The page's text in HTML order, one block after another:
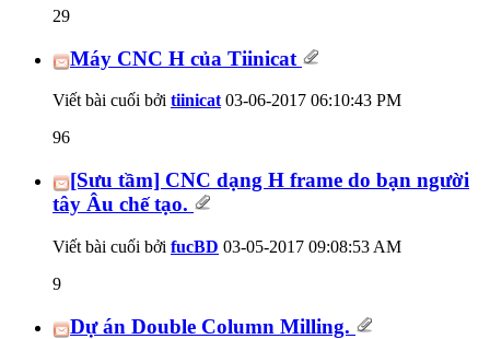
29
Máy CNC H của Tiinicat
Viết bài cuối bởi tiinicat03-06-2017 06:10:43 PM
96
[Sưu tầm] CNC dạng H frame do bạn người
tây Âu chế tạo.
Viết bài cuối bởi fucBD 03-05-2017 09:08:53 AM
9
Dự án Double Column Milling.